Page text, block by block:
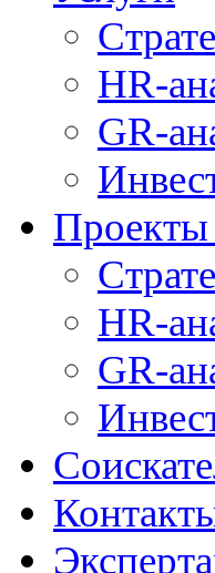
HR-
GR-
HR-
GR-